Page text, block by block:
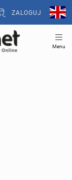
ZALOGUJ
Menu